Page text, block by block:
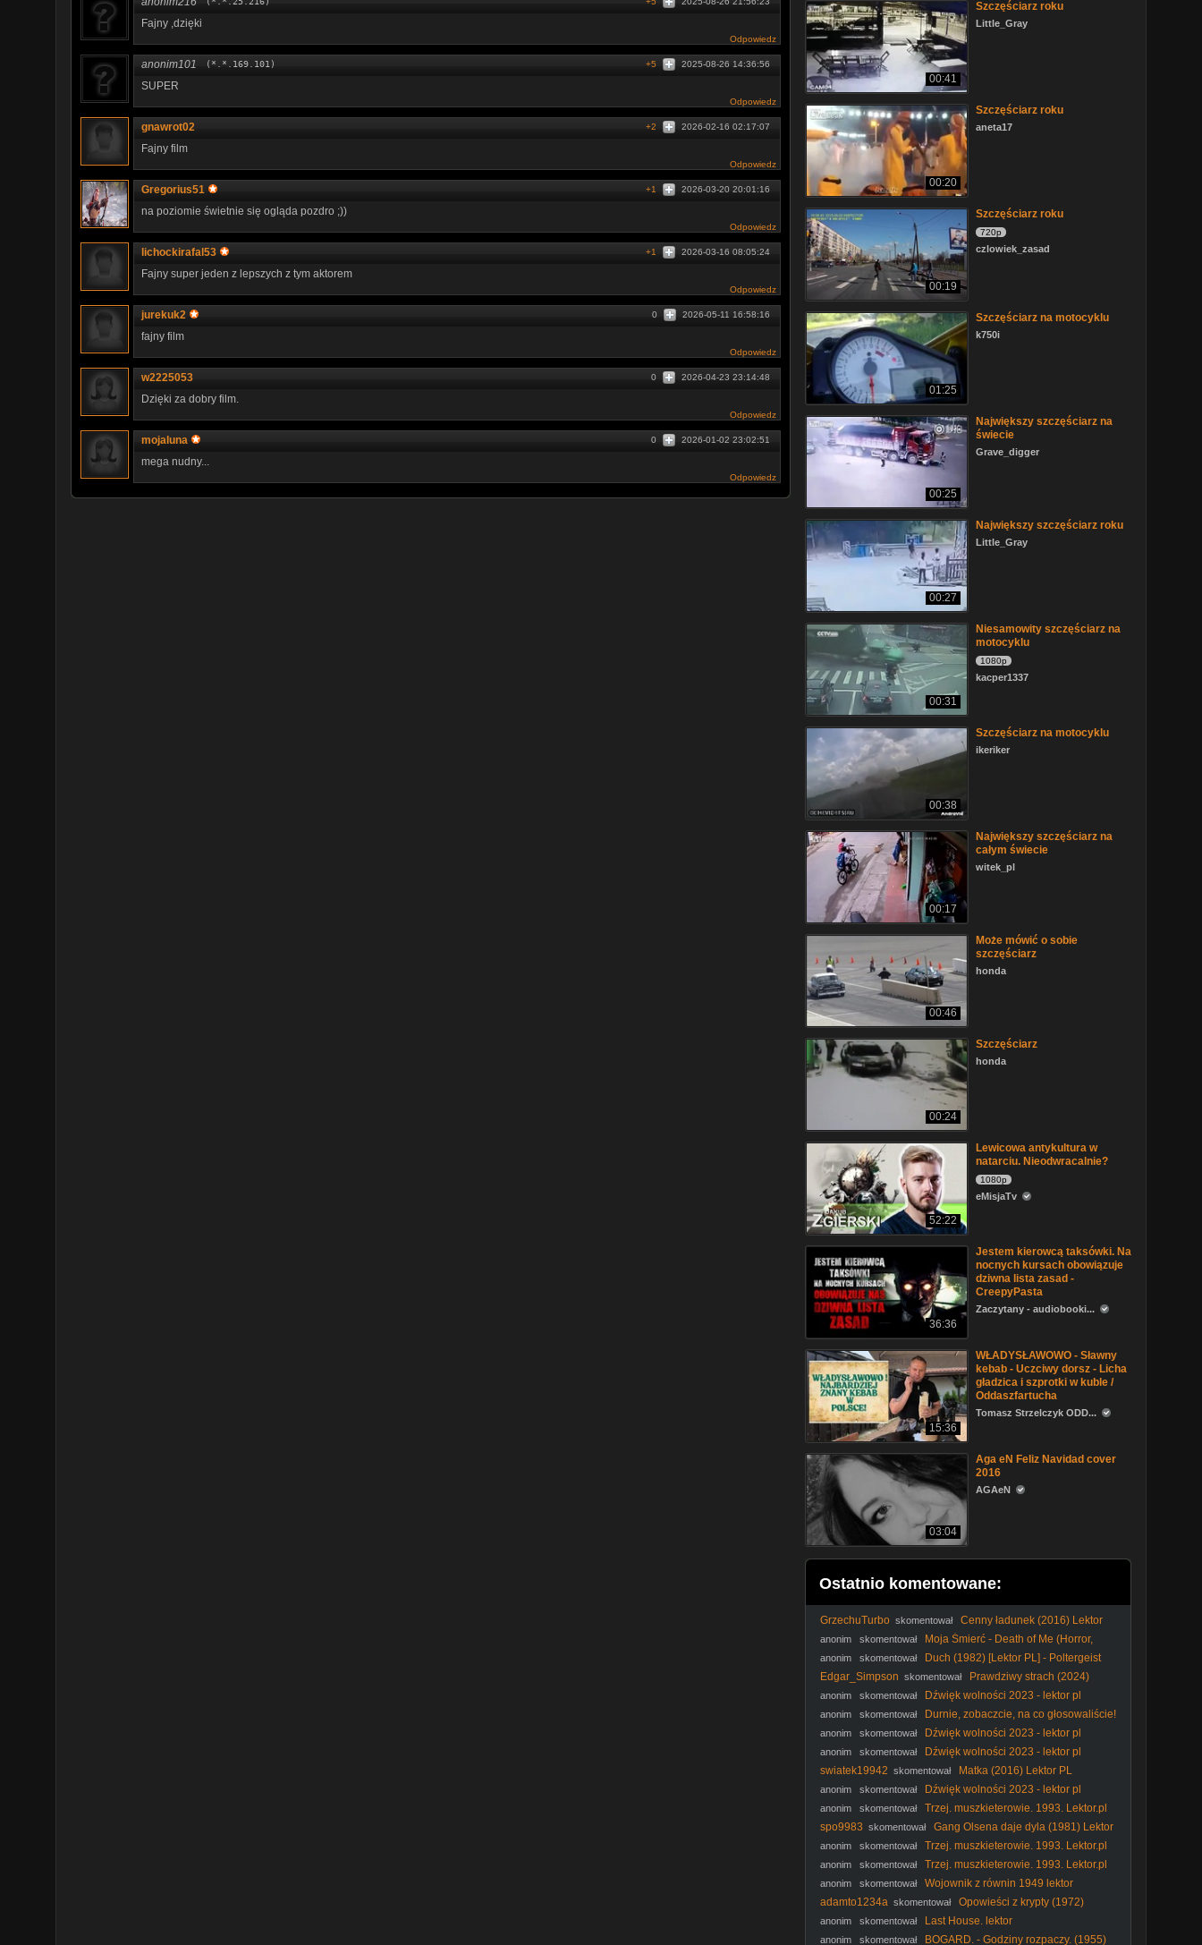
Fajny ,dzięki
Odpowiedz
anonim101 (*.*.169.101) 2025-08-26 14:36:56
+5
SUPER
Odpowiedz
gnawrot02 2026-02-16 02:17:07
+2
Fajny film
Odpowiedz
Gregorius51 2026-03-20 20:01:16
+1
na poziomie świetnie się ogląda pozdro ;))
Odpowiedz
lichockirafal53 2026-03-16 08:05:24
+1
Fajny super jeden z lepszych z tym aktorem
Odpowiedz
jurekuk2 2026-05-11 16:58:16
0
fajny film
Odpowiedz
w2225053 2026-04-23 23:14:48
0
Dzięki za dobry film.
Odpowiedz
mojaluna 2026-01-02 23:02:51
0
mega nudny...
Odpowiedz
00:41
Szczęściarz roku
Little_Gray
00:20
Szczęściarz roku
aneta17
00:19
Szczęściarz roku
720p
czlowiek_zasad
01:25
Szczęściarz na motocyklu
k750i
00:25
Największy szczęściarz na
świecie
Grave_digger
00:27
Największy szczęściarz roku
Little_Gray
00:31
Niesamowity szczęściarz na
motocyklu
1080p
kacper1337
00:38
Szczęściarz na motocyklu
ikeriker
00:17
Największy szczęściarz na
całym świecie
witek_pl
00:46
Może mówić o sobie
szczęściarz
honda
00:24
Szczęściarz
honda
52:22
Lewicowa antykultura w
natarciu. Nieodwracalnie?
1080p
eMisjaTv
36:36
Jestem kierowcą taksówki. Na
nocnych kursach obowiązuje
dziwna lista zasad -
CreepyPasta
Zaczytany - audiobooki...
15:36
WŁADYSŁAWOWO - Sławny
kebab - Uczciwy dorsz - Licha
gładzica i szprotki w kuble /
Oddaszfartucha
Tomasz Strzelczyk ODD...
03:04
Aga eN Feliz Navidad cover
2016
AGAeN
Ostatnio komentowane:
GrzechuTurbo skomentował
Cenny ładunek (2016) Lektor
anonim skomentował
Moja Śmierć - Death of Me (Horror,
2020) [napisy pl]
anonim skomentował
Duch (1982) [Lektor PL] - Poltergeist
Edgar_Simpson skomentował
Prawdziwy strach (2024)
Lektor PL
anonim skomentował Dźwięk wolności 2023 - lektor pl
anonim skomentował
Durnie, zobaczcie, na co głosowaliście!
#Nawrocki #Batyr #protestanci #wybory2025 #polityka
anonim skomentował Dźwięk wolności 2023 - lektor pl
anonim skomentował
Dźwięk wolności 2023 - lektor pl
swiatek19942 skomentował Matka (2016) Lektor PL
anonim skomentował Dźwięk wolności 2023 - lektor pl
anonim skomentował
Trzej. muszkieterowie. 1993. Lektor.pl
spo9983 skomentował
Gang Olsena daje dyla (1981) Lektor
anonim skomentował Trzej. muszkieterowie. 1993. Lektor.pl
anonim skomentował Trzej. muszkieterowie. 1993. Lektor.pl
anonim skomentował
Wojownik z równin 1949 lektor
adamto1234a skomentował
Opowieści z krypty (1972)
Lektor PL
anonim skomentował Last House. lektor
anonim skomentował BOGARD. - Godziny rozpaczy. (1955)